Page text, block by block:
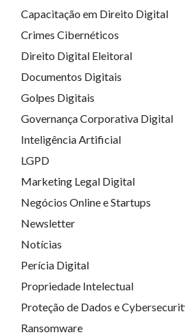
Capacitação em Direito Digital
Crimes Cibernéticos
Direito Digital Eleitoral
Documentos Digitais
Golpes Digitais
Governança Corporativa Digital
Inteligência Artificial
LGPD
Marketing Legal Digital
Negócios Online e Startups
Newsletter
Notícias
Perícia Digital
Propriedade Intelectual
Proteção de Dados e
Ransomware